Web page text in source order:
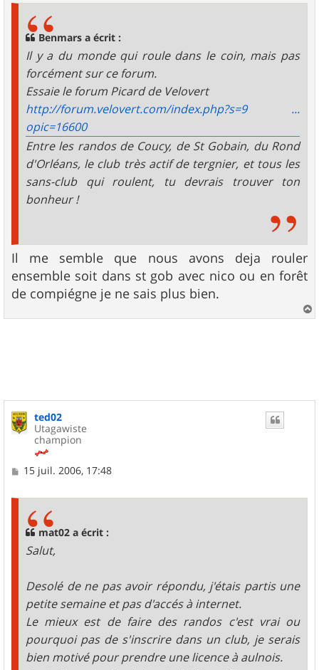
Benmars a écrit :
Il y a du monde qui roule dans le coin, mais pas
forcément sur ce forum.
Essaie le forum Picard de Velovert
http://forum.velovert.com/index.php?s=9 ...
opic=16600
Entre les randos de Coucy, de St Gobain, du Rond
d'Orléans, le club très actif de tergnier, et tous les
sans-club qui roulent, tu devrais trouver ton
bonheur !
Il me semble que nous avons deja rouler
ensemble soit dans st gob avec nico ou en forêt
de compiégne je ne sais plus bien.
a
ted02
Utagawiste
champion
M15 juil. 2006, 17:48
mat02 a écrit :
Salut,
Desolé de ne pas avoir répondu, j'étais partis une
petite semaine et pas d'accés à internet.
Le mieux est de faire des randos c'est vrai ou
pourquoi pas de s'inscrire dans un club, je serais
bien motivé pour prendre une licence à aulnois.